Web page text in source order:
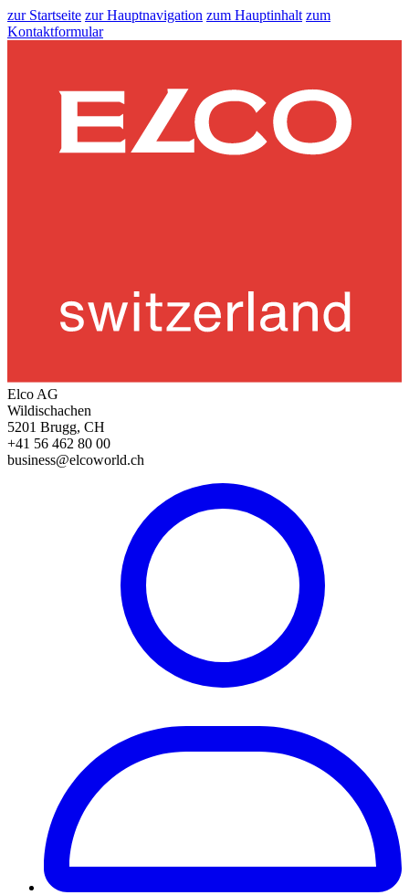
zur Startseite zur Hauptnavigation zum Hauptinhalt zum
Kontaktformular
Elco AG
Wildischachen
5201 Brugg, CH
+41 56 462 80 00
business@elcoworld.ch